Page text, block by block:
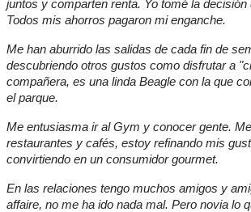
juntos y comparten renta. Yo tomé la decisión
Todos mis ahorros pagaron mi enganche.
Me han aburrido las salidas de cada fin de
descubriendo otros gustos como disfrutar a
compañera, es una linda Beagle con la que
el parque.
Me entusiasma ir al Gym y conocer gente.
restaurantes y cafés, estoy refinando mis
convirtiendo en un consumidor gourmet.
En las relaciones tengo muchos amigos y
affaire, no me ha ido nada mal. Pero novia lo